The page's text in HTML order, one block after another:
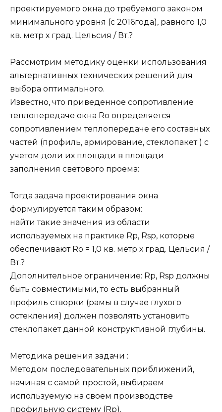
проектируемого окна до требуемого законом
минимального уровня (с 2016года), равного 1,0
кв. метр х град. Цельсия / Вт.?
Рассмотрим методику оценки использования
альтернативных технических решений для
выбора оптимального.
Известно, что приведенное сопротивление
теплопередаче окна Ro определяется
сопротивлением теплопередаче его составных
частей (профиль, армирование, стеклопакет ) с
учетом доли их площади в площади
заполнения светового проема:
Тогда задача проектирования окна
формулируется таким образом:
найти такие значения из области
используемых на практике Rp, Rsp, которые
обеспечивают Ro = 1,0 кв. метр х град. Цельсия /
Вт.?
Дополнительное ограничение: Rp, Rsp должны
быть совместимыми, то есть выбранный
профиль створки (рамы в случае глухого
остекления) должен позволять установить
стеклопакет данной конструктивной глубины.
Методика решения задачи :
Методом последовательных приближений,
начиная с самой простой, выбираем
используемую на своем производстве
профильную систему (Rp).